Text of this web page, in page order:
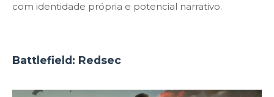
com identidade própria e potencial narrativo.
Battlefield: Redsec